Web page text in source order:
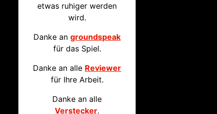
etwas ruhiger werden
wird.
Danke angroundspeak
für das Spiel.
Danke an alle Reviewer
für Ihre Arbeit.
Danke an alle
Verstecker.